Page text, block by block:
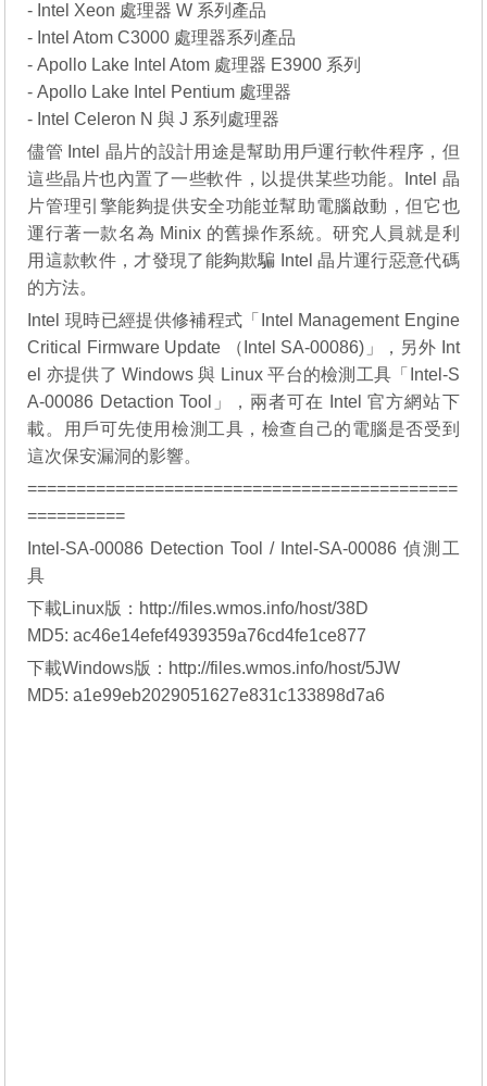
- Intel Xeon 處理器 W 系列產品
- Intel Atom C3000 處理器系列產品
- Apollo Lake Intel Atom 處理器 E3900 系列
- Apollo Lake Intel Pentium 處理器
- Intel Celeron N 與 J 系列處理器
儘管 Intel 晶片的設計用途是幫助用戶運行軟件程序，但
這些晶片也內置了一些軟件，以提供某些功能。Intel 晶
片管理引擎能夠提供安全功能並幫助電腦啟動，但它也
運行著一款名為 Minix 的舊操作系統。研究人員就是利
用這款軟件，才發現了能夠欺騙 Intel 晶片運行惡意代碼
的方法。
Intel 現時已經提供修補程式「Intel Management Engine
Critical Firmware Update （Intel SA-00086)」，另外 Int
el 亦提供了 Windows 與 Linux 平台的檢測工具「Intel-S
A-00086 Detaction Tool」，兩者可在 Intel 官方網站下
載。用戶可先使用檢測工具，檢查自己的電腦是否受到
這次保安漏洞的影響。
============================================
==========
Intel-SA-00086 Detection Tool / Intel-SA-00086 偵測工
具
下載Linux版： http://files.wmos.info/host/38D
MD5: ac46e14efef4939359a76cd4fe1ce877
下載Windows版： http://files.wmos.info/host/5JW
MD5: a1e99eb2029051627e831c133898d7a6